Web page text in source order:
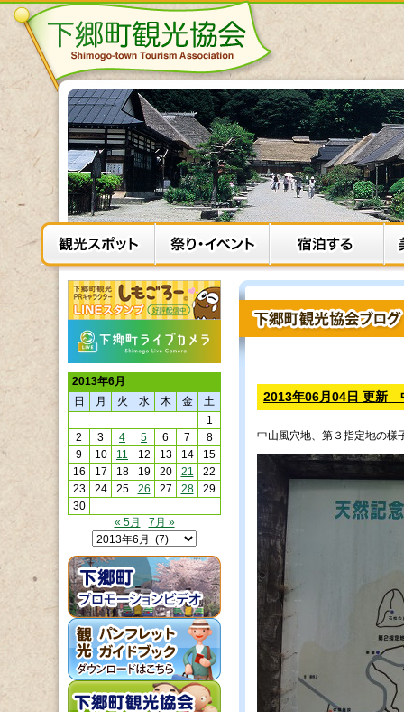
2013年06月04日 更新
中山風穴地、第３指定地の様
2013年6月
日
月 火 水 木 金
土
1
2
3 4 5 6 7
8
9
10 11 12 13 14
15
16
17 18 19 20 21
22
23
24 25 26 27 28
29
30
« 5月
7月 »